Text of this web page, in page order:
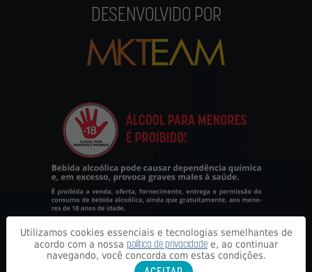
DESENVOLVIDO POR
Utilizamos cookies essenciais e tecnologias semelhantes de
acordo com a nossa política de privacidade e, ao continuar
navegando, você concorda com estas condições.